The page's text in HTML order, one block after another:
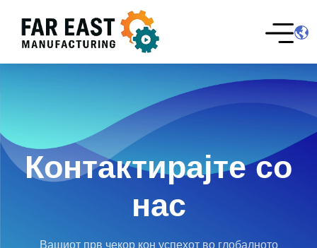
Контактирајте со
нас
Вашиот прв чекор кон успехот во глобалното